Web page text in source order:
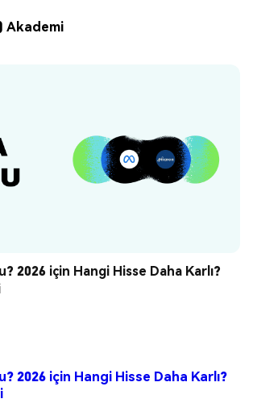
Akademi
2026 için Hangi Hisse Daha Karlı?
2026 için Hangi Hisse Daha Karlı?